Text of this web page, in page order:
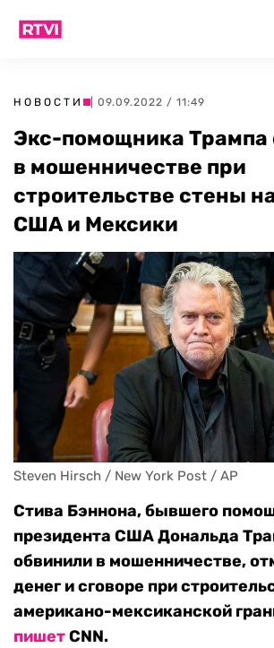
НОВОСТИ | 09.09.2022 / 11:49
Экс-помощника Трампа
в мошенничестве при
строительстве стены
США и Мексики
Steven Hirsch / New York Post / AP
Стива Бэннона, бывшего
президента США Дональда
обвинили в мошенничестве,
денег и сговоре при
американо-мексиканской
пишетCNN.